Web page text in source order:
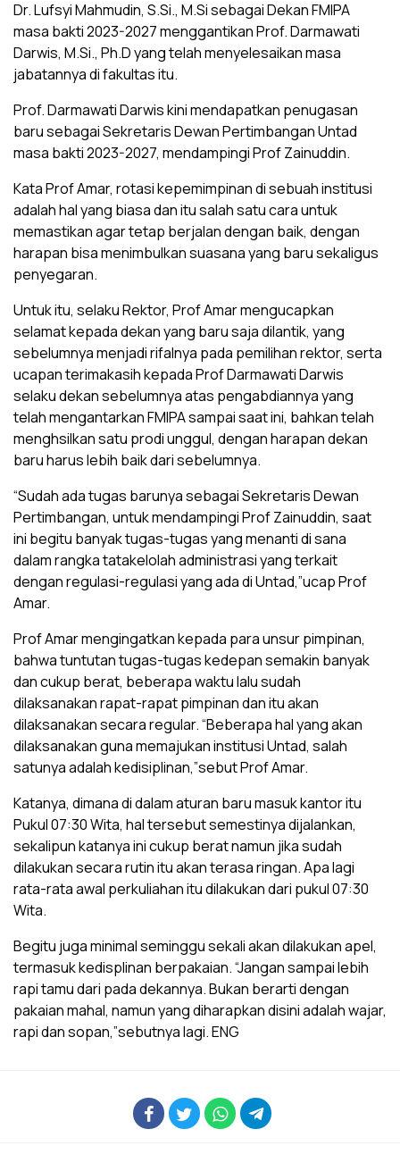
Dr. Lufsyi Mahmudin, S.Si., M.Si sebagai Dekan FMIPA
masa bakti 2023-2027 menggantikan Prof. Darmawati
Darwis, M.Si., Ph.D yang telah menyelesaikan masa
jabatannya di fakultas itu.
Prof. Darmawati Darwis kini mendapatkan penugasan
baru sebagai Sekretaris Dewan Pertimbangan Untad
masa bakti 2023-2027, mendampingi Prof Zainuddin.
Kata Prof Amar, rotasi kepemimpinan di sebuah institusi
adalah hal yang biasa dan itu salah satu cara untuk
memastikan agar tetap berjalan dengan baik, dengan
harapan bisa menimbulkan suasana yang baru sekaligus
penyegaran.
Untuk itu, selaku Rektor, Prof Amar mengucapkan
selamat kepada dekan yang baru saja dilantik, yang
sebelumnya menjadi rifalnya pada pemilihan rektor, serta
ucapan terimakasih kepada Prof Darmawati Darwis
selaku dekan sebelumnya atas pengabdiannya yang
telah mengantarkan FMIPA sampai saat ini, bahkan telah
menghsilkan satu prodi unggul, dengan harapan dekan
baru harus lebih baik dari sebelumnya.
“Sudah ada tugas barunya sebagai Sekretaris Dewan
Pertimbangan, untuk mendampingi Prof Zainuddin, saat
ini begitu banyak tugas-tugas yang menanti di sana
dalam rangka tatakelolah administrasi yang terkait
dengan regulasi-regulasi yang ada di Untad,”ucap Prof
Amar.
Prof Amar mengingatkan kepada para unsur pimpinan,
bahwa tuntutan tugas-tugas kedepan semakin banyak
dan cukup berat, beberapa waktu lalu sudah
dilaksanakan rapat-rapat pimpinan dan itu akan
dilaksanakan secara regular. “Beberapa hal yang akan
dilaksanakan guna memajukan institusi Untad, salah
satunya adalah kedisiplinan,”sebut Prof Amar.
Katanya, dimana di dalam aturan baru masuk kantor itu
Pukul 07:30 Wita, hal tersebut semestinya dijalankan,
sekalipun katanya ini cukup berat namun jika sudah
dilakukan secara rutin itu akan terasa ringan. Apa lagi
rata-rata awal perkuliahan itu dilakukan dari pukul 07:30
Wita.
Begitu juga minimal seminggu sekali akan dilakukan apel,
termasuk kedisplinan berpakaian. “Jangan sampai lebih
rapi tamu dari pada dekannya. Bukan berarti dengan
pakaian mahal, namun yang diharapkan disini adalah wajar,
rapi dan sopan,”sebutnya lagi. ENG